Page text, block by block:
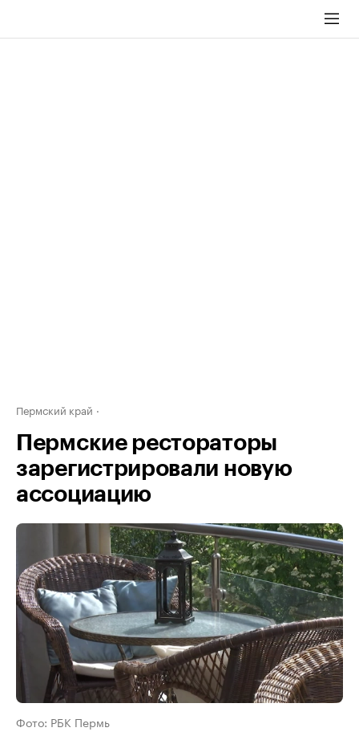
Пермский край
Пермские рестораторы
зарегистрировали новую
ассоциацию
Фото: РБК Пермь